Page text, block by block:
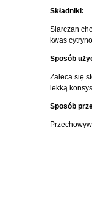
Składniki:
Siarczan
kwas
Sposób
Zaleca się
lekką
Sposób